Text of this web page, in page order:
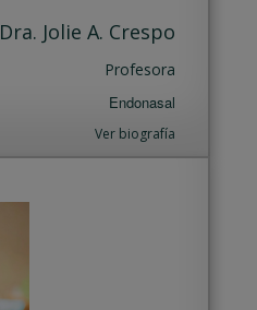
Dra. Jolie A. Crespo
Profesora
Endonasal
Ver biografía